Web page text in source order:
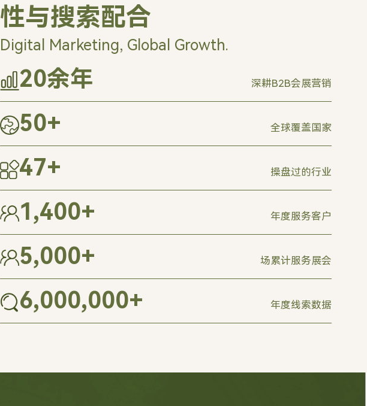
性与搜索配合
Digital Marketing, Global Growth.
20余年 深耕B2B会展营销
50+ 全球覆盖国家
47+ 操盘过的行业
1,400+ 年度服务客户
5,000+ 场累计服务展会
6,000,000+ 年度线索数据